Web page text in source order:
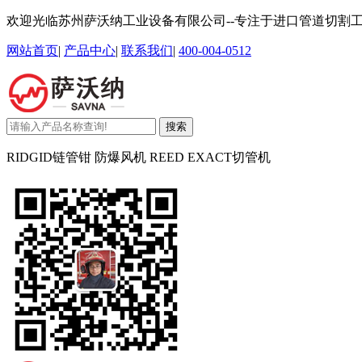
欢迎光临苏州萨沃纳工业设备有限公司--专注于进口管道切割
网站首页| 产品中心| 联系我们| 400-004-0512
搜索
RIDGID链管钳 防爆风机 REED EXACT切管机